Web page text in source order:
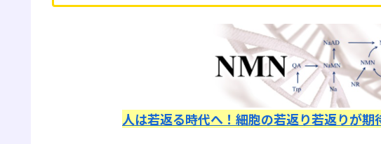
人は若返る時代へ！細胞の若返り若返りが